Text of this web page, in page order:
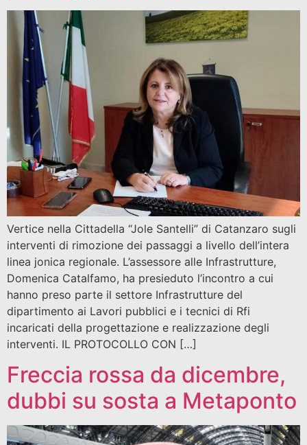
Vertice nella Cittadella “Jole Santelli” di Catanzaro sugli
interventi di rimozione dei passaggi a livello dell’intera
linea jonica regionale. L’assessore alle Infrastrutture,
Domenica Catalfamo, ha presieduto l’incontro a cui
hanno preso parte il settore Infrastrutture del
dipartimento ai Lavori pubblici e i tecnici di Rfi
incaricati della progettazione e realizzazione degli
interventi. IL PROTOCOLLO CON […]
Freccia rossa da dicembre,
dubbi su sosta a Metaponto